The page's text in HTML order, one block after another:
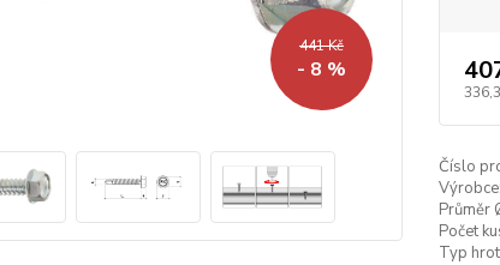
441 Kč
- 8 %
Číslo
Výrobce:
Průměr
Počet
Typ